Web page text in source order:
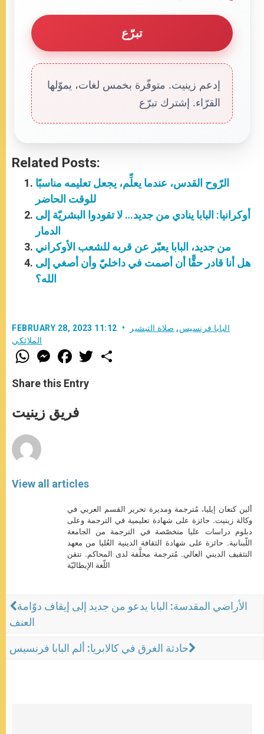
تبرّع
إدعم زينيت. متوفّرة بخمس لغات، يموّلها
القرّاء. إشترك تبرّع
Related Posts:
الرّوح القدس، عندما يعلِّم، يجعل تعليمه مناسبًا
للوقت الحاضر
أوكرانيا: البابا ينادي من جديد… لا تقودوا البشريّة إلى
الدمار
من جديد، البابا يعبّر عن قربه للشعب الأوكراني
هل أنا قادر حقًّا أن أصمت في داخليّ وأن أصغي إلى
الله؟
FEBRUARY 28, 2023 11:12 البابا فرنسيس, صلاة التبشير
الملائكي
W
h
t
s
p
p
M
e
s
e
g
e
F
a
e
b
o
k
w
Share this Entry
فريق زينيت
View all articles
ألين كنعان إيليا، مُترجمة ومديرة تحرير القسم العربي في
وكالة زينيت. حائزة على شهادة تعليمية في الترجمة وعلى
دبلوم دراسات عليا متخصّصة في الترجمة من الجامعة
اللّبنانية. حائزة على شهادة الثقافة الدينية العُليا من معهد
التثقيف الديني العالي. مُترجمة محلَّفة لدى المحاكم. تتقن
اللّغة الإيطاليّة
الأراضي المقدسة: البابا يدعو من جديد إلى إيقاف دوّامة
العنف
حادثة الغرق في كالابريا: ألم البابا فرنسيس